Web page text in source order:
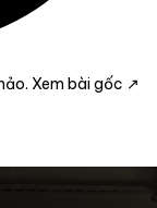
Xem bài gốc ↗